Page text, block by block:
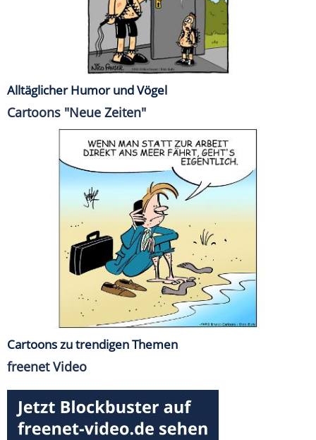
Alltäglicher Humor und Vögel
Cartoons "Neue Zeiten"
Cartoons zu trendigen Themen
freenet Video